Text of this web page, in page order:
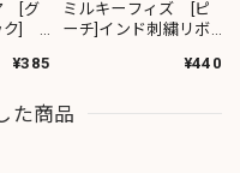
[グ
ク]
¥385
ミルキーフィズ [ピ
ーチ]インド刺繍リボ
¥440
た商品